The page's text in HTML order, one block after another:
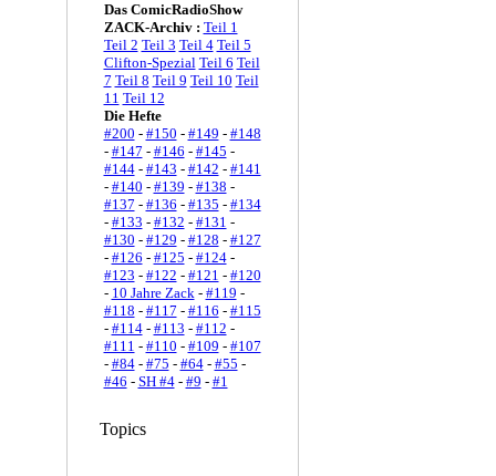
Das ComicRadioShow
ZACK-Archiv : Teil 1
Teil 2 Teil 3 Teil 4 Teil 5
Clifton-Spezial Teil 6 Teil
7 Teil 8 Teil 9 Teil 10 Teil
11 Teil 12
Die Hefte
#200 - #150 - #149 - #148
- #147 - #146 - #145 -
#144- #143 - #142 - #141
- #140 - #139 - #138 -
#137 - #136 - #135 - #134
- #133 - #132 - #131 -
#130 - #129 - #128 - #127
- #126 - #125 - #124-
#123 - #122 - #121 - #120
- 10 Jahre Zack- #119 -
#118 - #117 - #116 - #115
- #114- #113 - #112 -
#111 - #110 - #109 - #107
- #84- #75 - #64- #55 -
#46 - SH #4- #9 - #1
Topics